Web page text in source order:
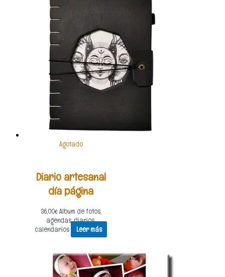
Agotado
Diario artesanal
día página
36,00€Album de fotos,
agendas, diarios,
calendarios
Leer más